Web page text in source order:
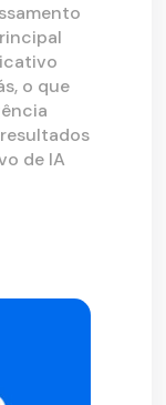
o que
de IA